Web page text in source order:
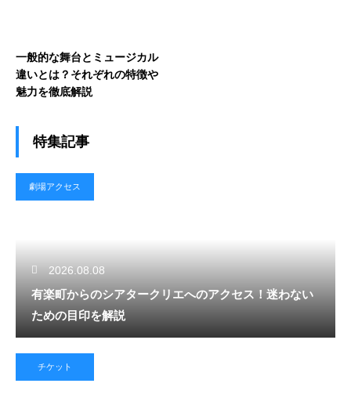
一般的な舞台とミュージカル
違いとは？それぞれの特徴や
魅力を徹底解説
特集記事
劇場アクセス
2026.08.08
有楽町からのシアタークリエへのアクセス！迷わない
ための目印を解説
チケット